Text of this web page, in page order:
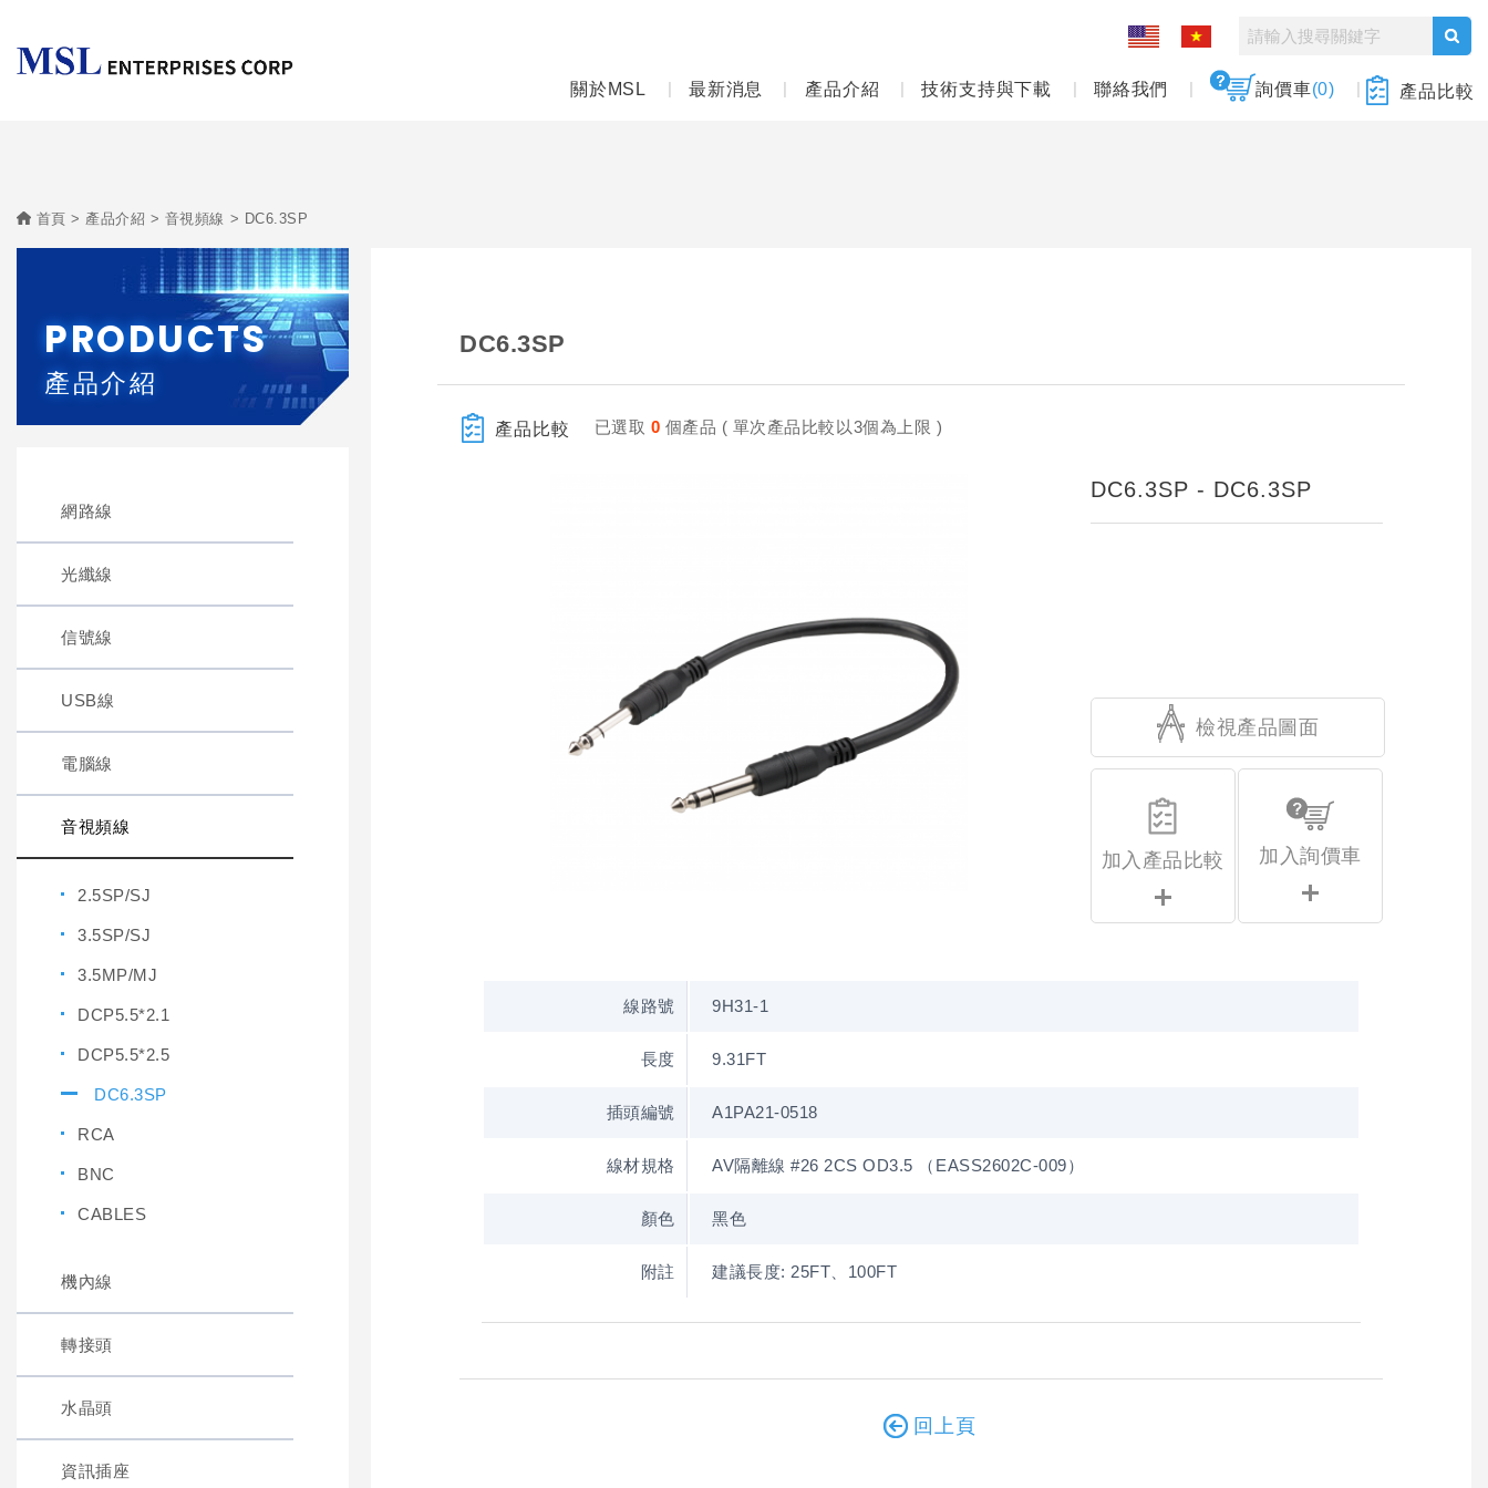
關於MSL 最新消息 產品介紹 技術支持與下載 聯絡我們 詢價車(0) 產品比較
首頁 產品介紹 音視頻線 DC6.3SP
PRODUCTS
產品介紹
網路線
光纖線
信號線
USB線
電腦線
音視頻線
2.5SP/SJ
3.5SP/SJ
3.5MP/MJ
DCP5.5*2.1
DCP5.5*2.5
DC6.3SP
RCA
BNC
CABLES
機內線
轉接頭
水晶頭
資訊插座
DC6.3SP
產品比較 已選取 0 個產品 ( 單次產品比較以3個為上限 )
DC6.3SP - DC6.3SP
檢視產品圖面
加入產品比較 加入詢價車
線路號 9H31-1
長度 9.31FT
插頭編號 A1PA21-0518
線材規格 AV隔離線 #26 2CS OD3.5 （EASS2602C-009）
顏色 黑色
附註 建議長度: 25FT、100FT
回上頁